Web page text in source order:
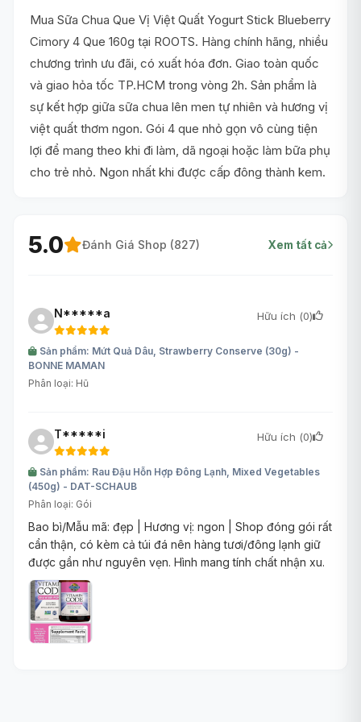
Mua Sữa Chua Que Vị Việt Quất Yogurt Stick Blueberry
Cimory 4 Que 160g tại ROOTS. Hàng chính hãng, nhiều
chương trình ưu đãi, có xuất hóa đơn. Giao toàn quốc
và giao hỏa tốc TP.HCM trong vòng 2h. Sản phẩm là
sự kết hợp giữa sữa chua lên men tự nhiên và hương vị
việt quất thơm ngon. Gói 4 que nhỏ gọn vô cùng tiện
lợi để mang theo khi đi làm, dã ngoại hoặc làm bữa phụ
cho trẻ nhỏ. Ngon nhất khi được cấp đông thành kem.
5.0 Đánh Giá Shop (827) Xem tất cả
N*****a Hữu ích (0)
Sản phẩm: Mứt Quả Dâu, Strawberry Conserve (30g) -
BONNE MAMAN
Phân loại: Hũ
T*****i Hữu ích (0)
Sản phẩm: Rau Đậu Hỗn Hợp Đông Lạnh, Mixed Vegetables
(450g) - DAT-SCHAUB
Phân loại: Gói
Bao bì/Mẫu mã: đẹp | Hương vị: ngon | Shop đóng gói rất
cẩn thận, có kèm cả túi đá nên hàng tươi/đông lạnh giữ
được gần như nguyên vẹn. Hình mang tính chất nhận xu.